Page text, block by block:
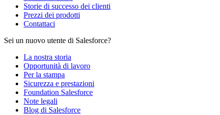
Storie di successo dei clienti
Prezzi dei prodotti
Contattaci
Sei un nuovo utente di Salesforce?
La nostra storia
Opportunità di lavoro
Per la stampa
Sicurezza e prestazioni
Foundation Salesforce
Note legali
Blog di Salesforce